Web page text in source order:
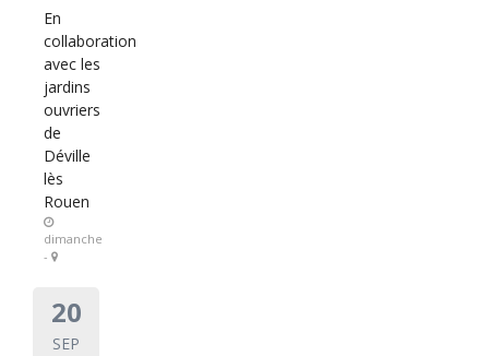
En
collaboration
avec les
jardins
ouvriers
de
Déville
lès
Rouen
dimanche
-
20
SEP